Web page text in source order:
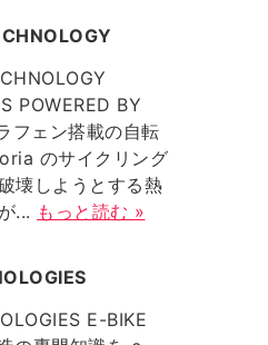
POWERED BY
フェン搭載の自転
のサイクリング
壊しようとする熱
... もっと読む »
E-BIKE